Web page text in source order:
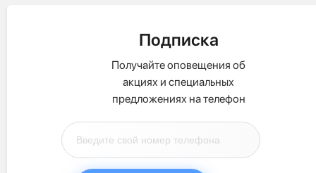
Подписка
Получайте оповещения об
акциях и специальных
предложениях на телефон